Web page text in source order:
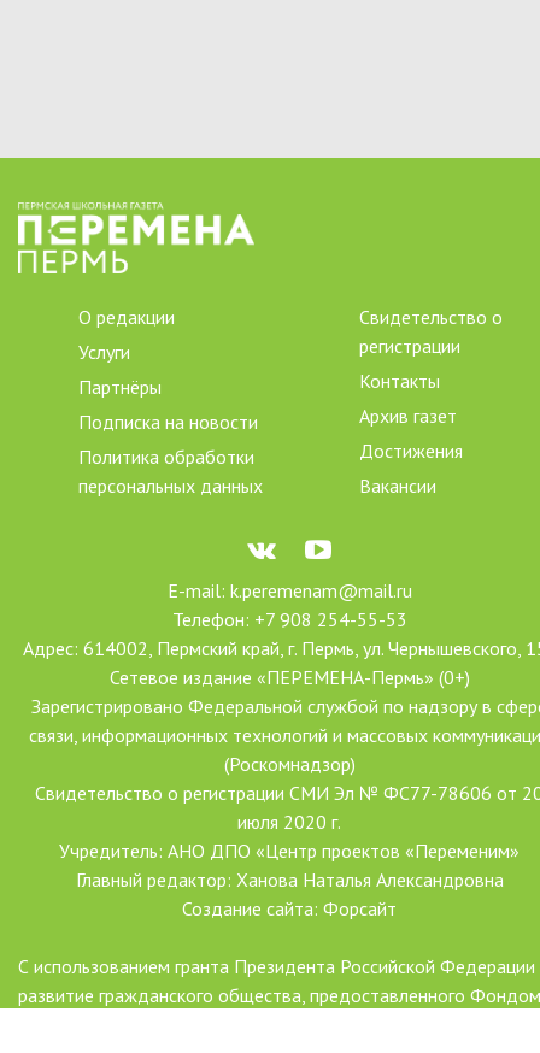
О редакции
Услуги
Партнёры
Подписка на новости
Политика обработки
персональных данных
Свидетельство о
регистрации
Контакты
Архив газет
Достижения
Вакансии
E-mail: k.peremenam@mail.ru
Телефон: +7 908 254-55-53
Адрес: 614002, Пермский край, г. Пермь, ул. Чернышевского,
Сетевое издание «ПЕРЕМЕНА-Пермь» (0+)
Зарегистрировано Федеральной службой по надзору в
связи, информационных технологий и массовых
(Роскомнадзор)
Свидетельство о регистрации СМИ Эл № ФС77-78606 от
июля 2020 г.
Учредитель: АНО ДПО «Центр проектов «Переменим»
Главный редактор: Ханова Наталья Александровна
Создание сайта: Форсайт
С использованием гранта Президента Российской Федерации
развитие гражданского общества, предоставленного Фондом